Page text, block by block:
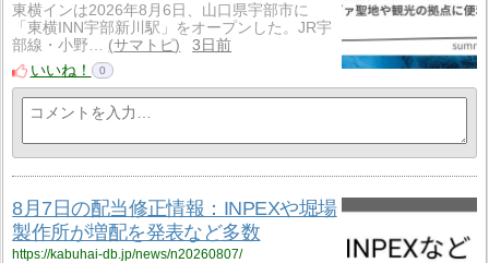
東横インは2026年8月6日、山口県宇部市に
「東横INN宇部新川駅」をオープンした。JR宇
部線・小野…
サマトピ
3日前
いいね！
0
8月7日の配当修正情報：INPEXや堀場
製作所が増配を発表など多数
https://kabuhai-db.jp/news/n20260807/